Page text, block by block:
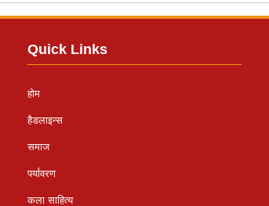
Quick Links
होम
हैडलाइन्स
समाज
पर्यावरण
कला साहित्य